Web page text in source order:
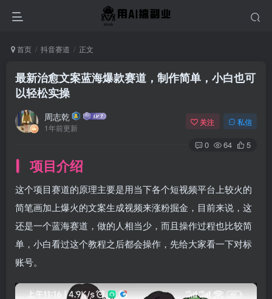
首页 抖音赛道 正文
最新治愈文案蓝海爆款赛道，制作简单，小白也可
以轻松实操
周志乾
1年前更新
关注 私信
0 64 5
项目介绍
这个项目赛道的原理主要是用当下各个短视频平台上较火的
简笔画加上爆火的文案生成视频来涨粉掘金，目前来说，这
还是一个蓝海赛道，做的人相当少，而且操作过程也比较简
单，小白看过这个教程之后都会操作，先给大家看一下对标
账号。